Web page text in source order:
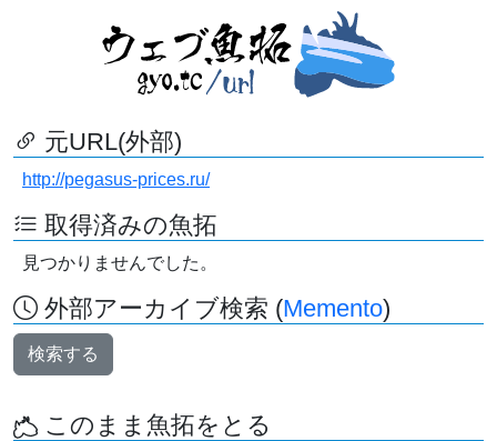
元URL(外部)
http://pegasus-prices.ru/
取得済みの魚拓
見つかりませんでした。
外部アーカイブ検索 (Memento)
検索する
このまま魚拓をとる